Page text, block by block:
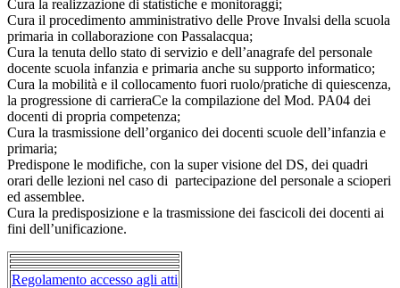
Cura la realizzazione di statistiche e monitoraggi;
Cura il procedimento amministrativo delle Prove Invalsi della scuola
primaria in collaborazione con Passalacqua;
Cura la tenuta dello stato di servizio e dell’anagrafe del personale
docente scuola infanzia e primaria anche su supporto informatico;
Cura la mobilità e il collocamento fuori ruolo/pratiche di quiescenza,
la progressione di carrieraCe la compilazione del Mod. PA04 dei
docenti di propria competenza;
Cura la trasmissione dell’organico dei docenti scuole dell’infanzia e
primaria;
Predispone le modifiche, con la super visione del DS, dei quadri
orari delle lezioni nel caso di partecipazione del personale a scioperi
ed assemblee.
Cura la predisposizione e la trasmissione dei fascicoli dei docenti ai
fini dell’unificazione.
Regolamento accesso agli atti